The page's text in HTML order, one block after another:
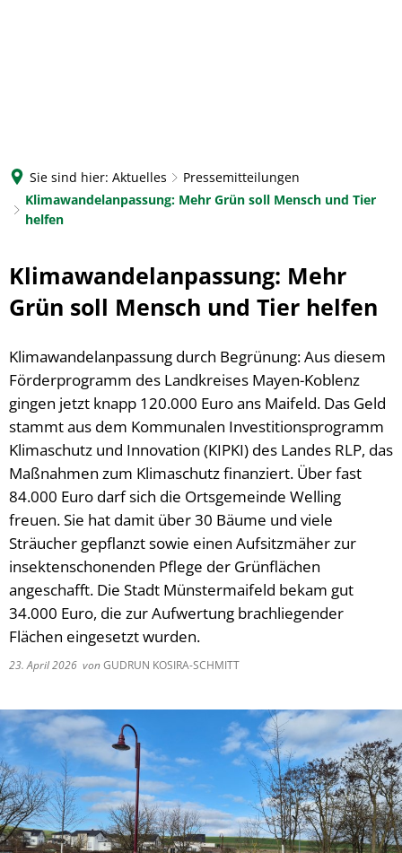
Sie sind hier: Aktuelles
Pressemitteilungen
Klimawandelanpassung: Mehr Grün soll Mensch und Tier
helfen
Klimawandelanpassung: Mehr
Grün soll Mensch und Tier helfen
Klimawandelanpassung durch Begrünung: Aus diesem
Förderprogramm des Landkreises Mayen-Koblenz
gingen jetzt knapp 120.000 Euro ans Maifeld. Das Geld
stammt aus dem Kommunalen Investitionsprogramm
Klimaschutz und Innovation (KIPKI) des Landes RLP, das
Maßnahmen zum Klimaschutz finanziert. Über fast
84.000 Euro darf sich die Ortsgemeinde Welling
freuen. Sie hat damit über 30 Bäume und viele
Sträucher gepflanzt sowie einen Aufsitzmäher zur
insektenschonenden Pflege der Grünflächen
angeschafft. Die Stadt Münstermaifeld bekam gut
34.000 Euro, die zur Aufwertung brachliegender
Flächen eingesetzt wurden.
23. April 2026 vonGUDRUN KOSIRA-SCHMITT